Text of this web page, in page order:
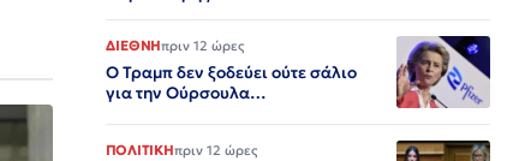
ΔΙΕΘΝΗπριν 12 ώρες
Ο Τραμπ δεν ξοδεύει ούτε σάλιο
για την Ούρσουλα…
ΠΟΛΙΤΙΚΗπριν 12 ώρες